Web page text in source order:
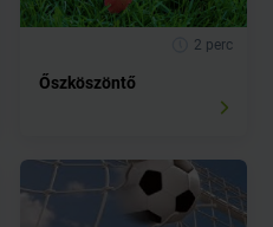
2 perc
Őszköszöntő